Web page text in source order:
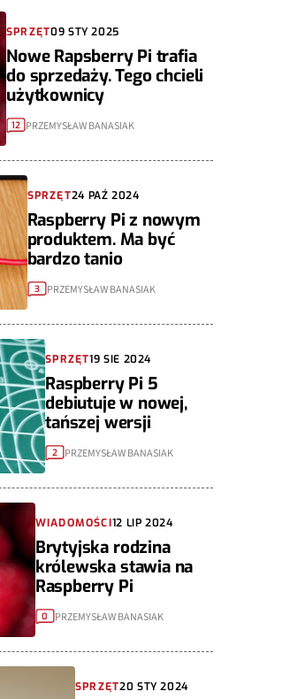
SPRZĘT09 STY 2025
Nowe Rapsberry Pi trafia
do sprzedaży. Tego chcieli
użytkownicy
12 PRZEMYSŁAW BANASIAK
SPRZĘT24 PAŹ 2024
Raspberry Pi z nowym
produktem. Ma być
bardzo tanio
3 PRZEMYSŁAW BANASIAK
SPRZĘT19 SIE 2024
Raspberry Pi 5
debiutuje w nowej,
tańszej wersji
2 PRZEMYSŁAW BANASIAK
WIADOMOŚCI12 LIP 2024
Brytyjska rodzina
królewska stawia na
Raspberry Pi
0 PRZEMYSŁAW BANASIAK
SPRZĘT20 STY 2024